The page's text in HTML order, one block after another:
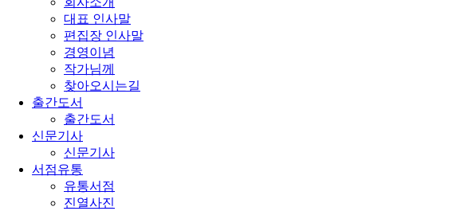
대표 인사말
편집장 인사말
경영이념
작가님께
찾아오시는길
출간도서
출간도서
신문기사
신문기사
서점유통
유통서점
진열사진